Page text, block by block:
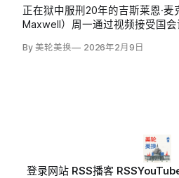
正在狱中服刑20年的吉斯莱恩·麦
Maxwell）周一通过视频接受国
斯韦因性贩运罪名入狱，是已故金
By 美轮美换 2026年2月9日
登录网站 RSS播客 RSS